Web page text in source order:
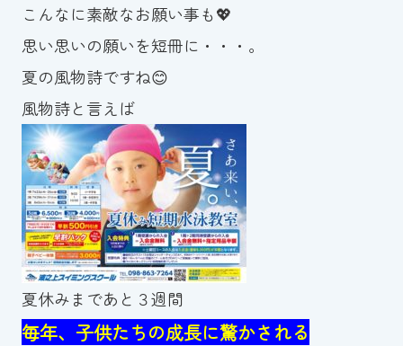
こんなに素敵なお願い事も💖
思い思いの願いを短冊に・・・。
夏の風物詩ですね😊
風物詩と言えば
夏休みまであと３週間
毎年、子供たちの成長に驚かされる